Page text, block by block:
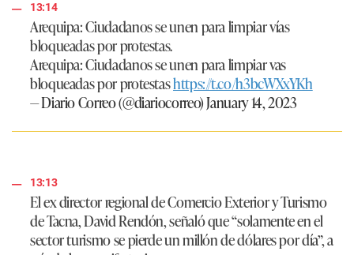
13:14
Arequipa: Ciudadanos se unen para limpiar vías
bloqueadas por protestas.
Arequipa: Ciudadanos se unen para limpiar vas
bloqueadas por protestashttps://t.co/h3bcWXxYKh
— Diario Correo (@diariocorreo)January 14, 2023
13:13
El ex director regional de Comercio Exterior y Turismo
de Tacna, David Rendón, señaló que “solamente en el
sector turismo se pierde un millón de dólares por día”, a